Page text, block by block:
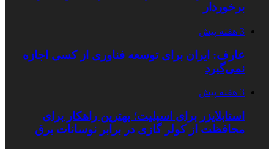
برخوردار
3 هفته پیش
عارف: ایران برای توسعه فناوری از کسی اجازه
نمی‌گیرد
3 هفته پیش
استابلایزر برای اسپلیت؛ بهترین راهکار برای
محافظت از کولر گازی در برابر نوسانات برق